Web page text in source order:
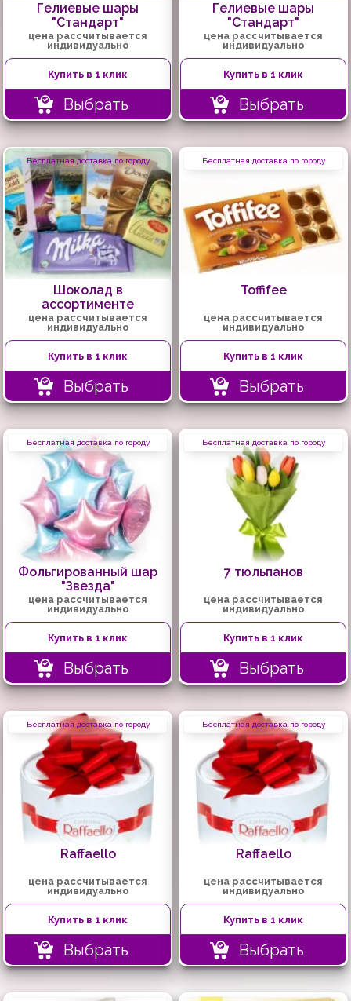
Гелиевые шары
"Стандарт"
цена рассчитывается
индивидуально
Купить в 1 клик
Выбрать
Гелиевые шары
"Стандарт"
цена рассчитывается
индивидуально
Купить в 1 клик
Выбрать
Бесплатная доставка по городу
Шоколад в
ассортименте
цена рассчитывается
индивидуально
Купить в 1 клик
Выбрать
Бесплатная доставка по городу
Toffifee
цена рассчитывается
индивидуально
Купить в 1 клик
Выбрать
Бесплатная доставка по городу
Фольгированный шар
"Звезда"
цена рассчитывается
индивидуально
Купить в 1 клик
Выбрать
Бесплатная доставка по городу
7 тюльпанов
цена рассчитывается
индивидуально
Купить в 1 клик
Выбрать
Бесплатная доставка по городу
Raffaello
цена рассчитывается
индивидуально
Купить в 1 клик
Выбрать
Бесплатная доставка по городу
Raffaello
цена рассчитывается
индивидуально
Купить в 1 клик
Выбрать